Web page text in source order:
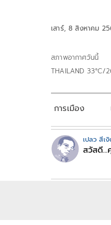
เสาร์, 8 สิงหาคม
สภาพอากาศวันนี้
THAILAND 33°C/
การเมือง
เปลว สีเ
สวัสดี